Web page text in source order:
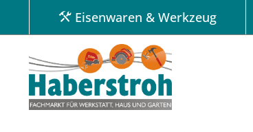
Eisenwaren & Werkzeug